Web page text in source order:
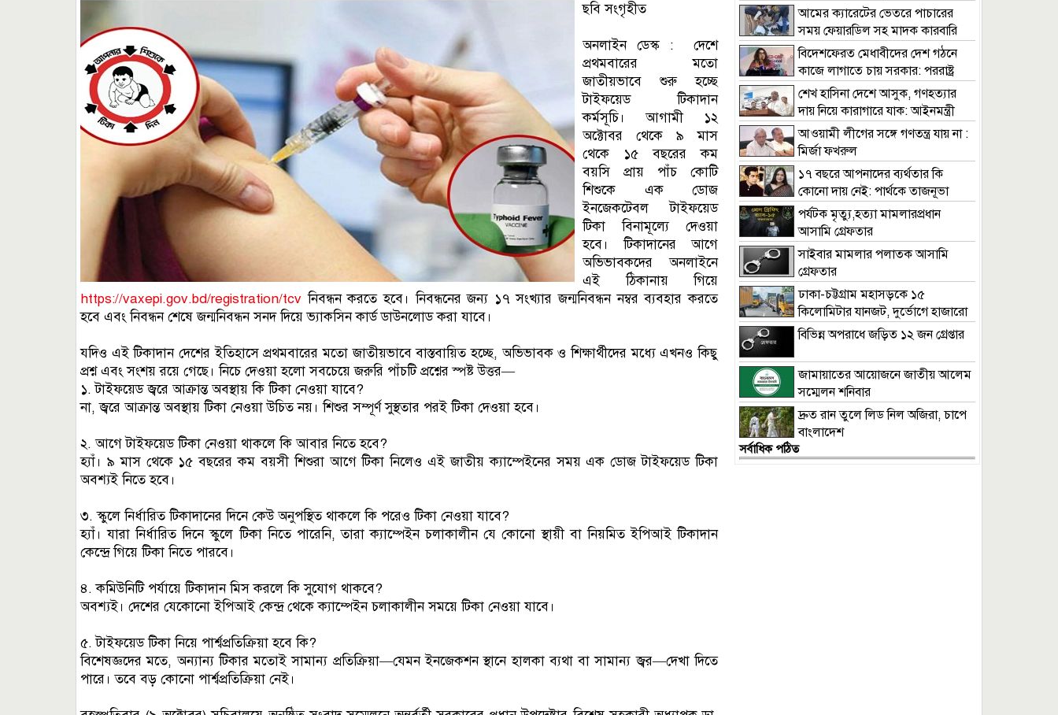
ছবি সংগৃহীত
অনলাইন ডেস্ক : দেশে
প্রথমবারের মতো
জাতীয়ভাবে শুরু হচ্ছে
টাইফয়েড টিকাদান
কর্মসূচি। আগামী ১২
অক্টোবর থেকে ৯ মাস
থেকে ১৫ বছরের কম
বয়সি প্রায় পাঁচ কোটি
শিশুকে এক ডোজ
ইনজেকটেবল টাইফয়েড
টিকা বিনামূল্যে দেওয়া
হবে। টিকাদানের আগে
অভিভাবকদের অনলাইনে
এই ঠিকানায় গিয়ে
https://vaxepi.gov.bd/registration/tcv নিবন্ধন করতে হবে। নিবন্ধনের জন্য ১৭ সংখ্যার জন্মনিবন্ধন নম্বর ব্যবহার করতে
হবে এবং নিবন্ধন শেষে জন্মনিবন্ধন সনদ দিয়ে ভ্যাকসিন কার্ড ডাউনলোড করা যাবে।
যদিও এই টিকাদান দেশের ইতিহাসে প্রথমবারের মতো জাতীয়ভাবে বাস্তবায়িত হচ্ছে, অভিভাবক ও শিক্ষার্থীদের মধ্যে এখনও কিছু
প্রশ্ন এবং সংশয় রয়ে গেছে। নিচে দেওয়া হলো সবচেয়ে জরুরি পাঁচটি প্রশ্নের স্পষ্ট উত্তর—
১. টাইফয়েড জ্বরে আক্রান্ত অবস্থায় কি টিকা নেওয়া যাবে?
না, জ্বরে আক্রান্ত অবস্থায় টিকা নেওয়া উচিত নয়। শিশুর সম্পূর্ণ সুস্থতার পরই টিকা দেওয়া হবে।
২. আগে টাইফয়েড টিকা নেওয়া থাকলে কি আবার নিতে হবে?
হ্যাঁ। ৯ মাস থেকে ১৫ বছরের কম বয়সী শিশুরা আগে টিকা নিলেও এই জাতীয় ক্যাম্পেইনের সময় এক ডোজ টাইফয়েড টিকা
অবশ্যই নিতে হবে।
৩. স্কুলে নির্ধারিত টিকাদানের দিনে কেউ অনুপস্থিত থাকলে কি পরেও টিকা নেওয়া যাবে?
হ্যাঁ। যারা নির্ধারিত দিনে স্কুলে টিকা নিতে পারেনি, তারা ক্যাম্পেইন চলাকালীন যে কোনো স্থায়ী বা নিয়মিত ইপিআই টিকাদান
কেন্দ্রে গিয়ে টিকা নিতে পারবে।
৪. কমিউনিটি পর্যায়ে টিকাদান মিস করলে কি সুযোগ থাকবে?
অবশ্যই। দেশের যেকোনো ইপিআই কেন্দ্র থেকে ক্যাম্পেইন চলাকালীন সময়ে টিকা নেওয়া যাবে।
৫. টাইফয়েড টিকা নিয়ে পার্শ্বপ্রতিক্রিয়া হবে কি?
বিশেষজ্ঞদের মতে, অন্যান্য টিকার মতোই সামান্য প্রতিক্রিয়া—যেমন ইনজেকশন স্থানে হালকা ব্যথা বা সামান্য জ্বর—দেখা দিতে
পারে। তবে বড় কোনো পার্শ্বপ্রতিক্রিয়া নেই।
আমের ক্যারেটের ভেতরে পাচারের
সময় ফেয়ারডিল সহ মাদক কারবারি
গ্রেপ্তার
বিদেশফেরত মেধাবীদের দেশ গঠনে
কাজে লাগাতে চায় সরকার: পররাষ্ট্র
প্রতিমন্ত্রী
শেখ হাসিনা দেশে আসুক, গণহত্যার
দায় নিয়ে কারাগারে যাক: আইনমন্ত্রী
আওয়ামী লীগের সঙ্গে গণতন্ত্র যায় না :
মির্জা ফখরুল
১৭ বছরে আপনাদের ব্যর্থতার কি
কোনো দায় নেই: পার্থকে তাজনূভা
জাবীন
পর্যটক মৃত্যু,হত্যা মামলারপ্রধান
আসামি গ্রেফতার
সাইবার মামলার পলাতক আসামি
গ্রেফতার
ঢাকা-চট্টগ্রাম মহাসড়কে ১৫
কিলোমিটার যানজট, দুর্ভোগে হাজারো
যাত্রী
বিভিন্ন অপরাধে জড়িত ১২ জন গ্রেপ্তার
জামায়াতের আয়োজনে জাতীয় আলেম
সম্মেলন শনিবার
দ্রুত রান তুলে লিড নিল অজিরা, চাপে
বাংলাদেশ
সর্বাধিক পঠিত